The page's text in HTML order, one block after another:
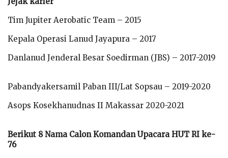
Tim Jupiter Aerobatic Team – 2015
Kepala Operasi Lanud Jayapura – 2017
Danlanud Jenderal Besar Soedirman (JBS) – 2017-2019
Pabandyakersamil Paban III/Lat Sopsau – 2019-2020
Asops Kosekhanudnas II Makassar 2020-2021
Berikut 8 Nama Calon Komandan Upacara HUT RI ke-
76